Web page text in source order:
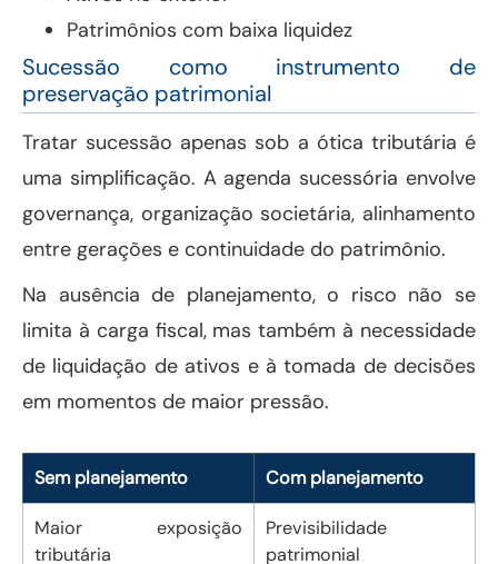
Patrimônios com baixa liquidez
Sucessão como instrumento de
preservação patrimonial
Tratar sucessão apenas sob a ótica tributária é
uma simplificação. A agenda sucessória envolve
governança, organização societária, alinhamento
entre gerações e continuidade do patrimônio.
Na ausência de planejamento, o risco não se
limita à carga fiscal, mas também à necessidade
de liquidação de ativos e à tomada de decisões
em momentos de maior pressão.
Sem planejamento Com planejamento
Maior exposição
tributária
Previsibilidade
patrimonial